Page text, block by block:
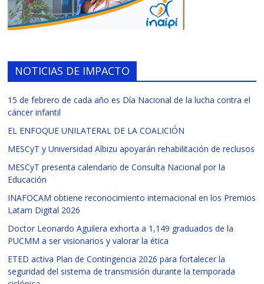
NOTICIAS DE IMPACTO
15 de febrero de cada año es Día Nacional de la lucha contra el
cáncer infantil
EL ENFOQUE UNILATERAL DE LA COALICIÓN
MESCyT y Universidad Albizu apoyarán rehabilitación de reclusos
MESCyT presenta calendario de Consulta Nacional por la
Educación
INAFOCAM obtiene reconocimiento internacional en los Premios
Latam Digital 2026
Doctor Leonardo Aguilera exhorta a 1,149 graduados de la
PUCMM a ser visionarios y valorar la ética
ETED activa Plan de Contingencia 2026 para fortalecer la
seguridad del sistema de transmisión durante la temporada